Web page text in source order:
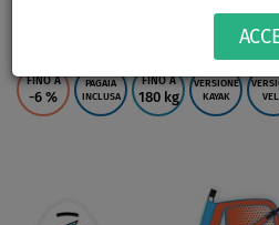
superficie: 4,4m
FINO A
-6 %
PAGAIA
INCLUSA
FINO A
180 kg
VERSIONE
KAYAK